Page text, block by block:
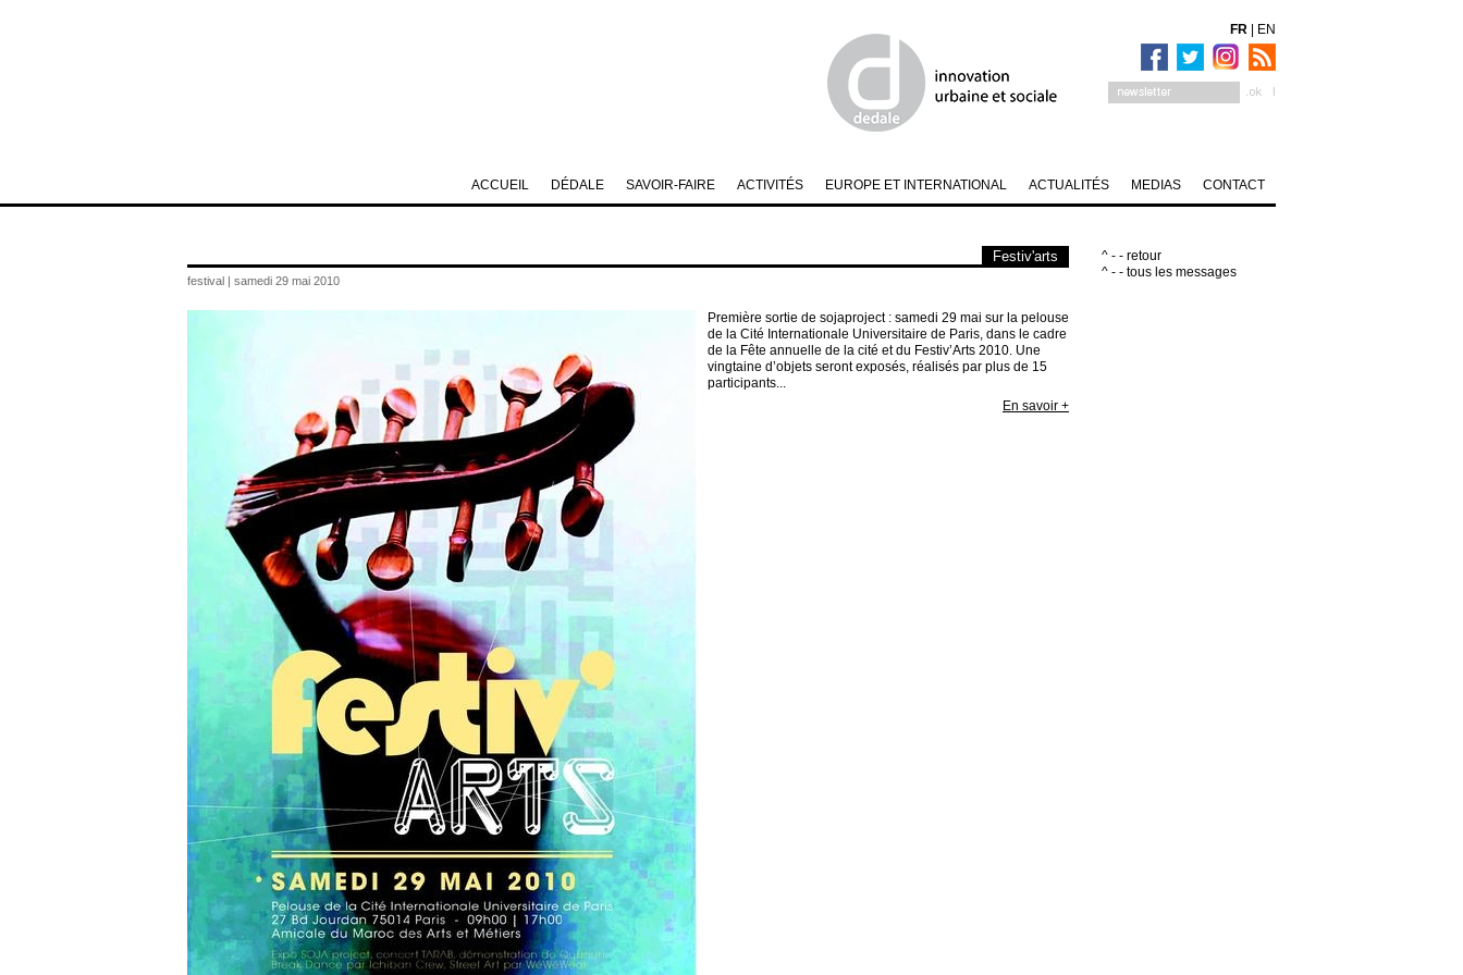
Festiv'arts
festival | samedi 29 mai 2010
Première sortie de sojaproject : samedi 29 mai sur la pelouse
de la Cité Internationale Universitaire de Paris, dans le cadre
de la Fête annuelle de la cité et du Festiv’Arts 2010. Une
vingtaine d’objets seront exposés, réalisés par plus de 15
participants...
En savoir +
^ - - retour
^ - - tous les messages
CONTACT
MEDIAS
ACTUALITÉS
EUROPE ET INTERNATIONAL
ACTIVITÉS
SAVOIR-FAIRE
DÉDALE
ACCUEIL
FR EN